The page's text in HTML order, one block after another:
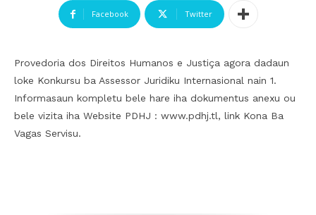
Facebook Twitter
Provedoria dos Direitos Humanos e Justiça agora dadaun
loke Konkursu ba Assessor Juridiku Internasional nain 1.
Informasaun kompletu bele hare iha dokumentus anexu ou
bele vizita iha Website PDHJ : www.pdhj.tl, link Kona Ba
Vagas Servisu.